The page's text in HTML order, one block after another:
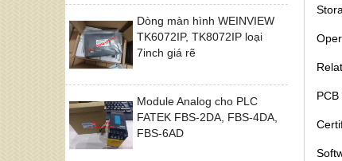
Dòng màn hình WEINVIEW
TK6072IP, TK8072IP loại
7inch giá rẽ
Module Analog cho PLC
FATEK FBS-2DA, FBS-4DA,
FBS-6AD